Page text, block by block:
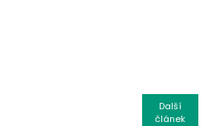
Další
článek